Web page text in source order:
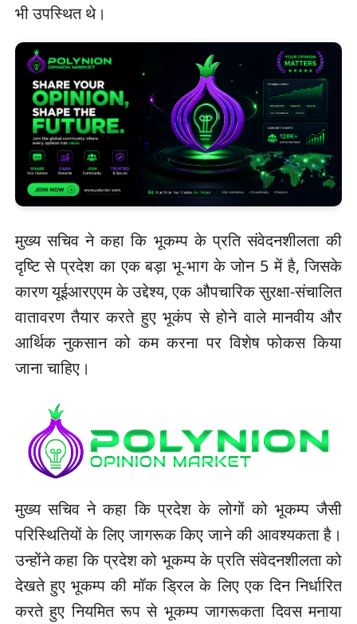
भी उपस्थित थे।
मुख्य सचिव ने कहा कि भूकम्प के प्रति संवेदनशीलता की
दृष्टि से प्रदेश का एक बड़ा भू-भाग के जोन 5 में है, जिसके
कारण यूईआरएएम के उद्देश्य, एक औपचारिक सुरक्षा-संचालित
वातावरण तैयार करते हुए भूकंप से होने वाले मानवीय और
आर्थिक नुकसान को कम करना पर विशेष फोकस किया
जाना चाहिए।
मुख्य सचिव ने कहा कि प्रदेश के लोगों को भूकम्प जैसी
परिस्थितियों के लिए जागरूक किए जाने की आवश्यकता है।
उन्होंने कहा कि प्रदेश को भूकम्प के प्रति संवेदनशीलता को
देखते हुए भूकम्प की मॉक ड्रिल के लिए एक दिन निर्धारित
करते हुए नियमित रूप से भूकम्प जागरूकता दिवस मनाया